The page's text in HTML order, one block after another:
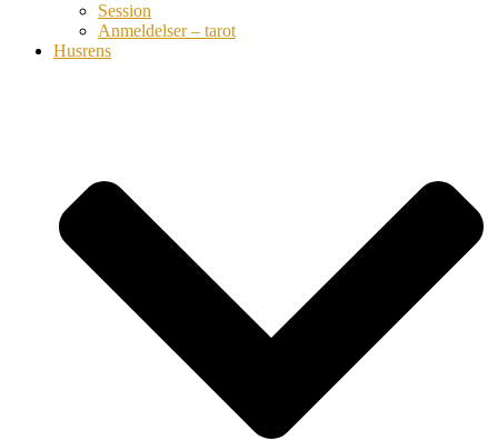
Session
Anmeldelser – tarot
Husrens